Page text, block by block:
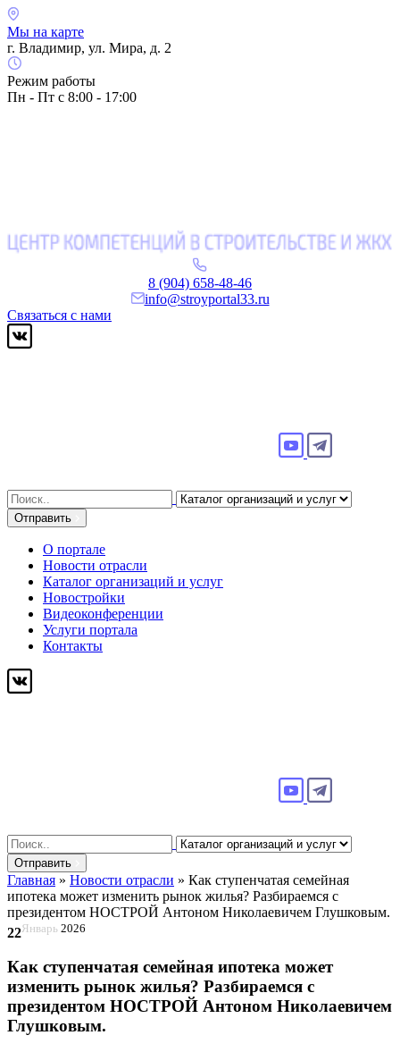
Мы на карте
г. Владимир, ул. Мира, д. 2
Режим работы
Пн - Пт с 8:00 - 17:00
8 (904) 658-48-46
info@stroyportal33.ru
Связаться с нами
Search
for:
Отправить
О портале
Новости отрасли
Каталог организаций и услуг
Новостройки
Видеоконференции
Услуги портала
Контакты
Search
for:
Отправить
Главная » Новости отрасли » Как ступенчатая семейная
ипотека может изменить рынок жилья? Разбираемся с
президентом НОСТРОЙ Антоном Николаевичем Глушковым.
22Январь 2026
Как ступенчатая семейная ипотека может
изменить рынок жилья? Разбираемся с
президентом НОСТРОЙ Антоном Николаевичем
Глушковым.